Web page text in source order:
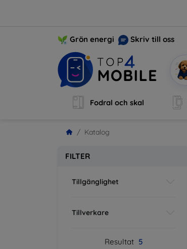
Grön energi Skriv till oss
Fodral och skal
Katalog
FILTER
Tillgänglighet
Tillverkare
Resultat 5